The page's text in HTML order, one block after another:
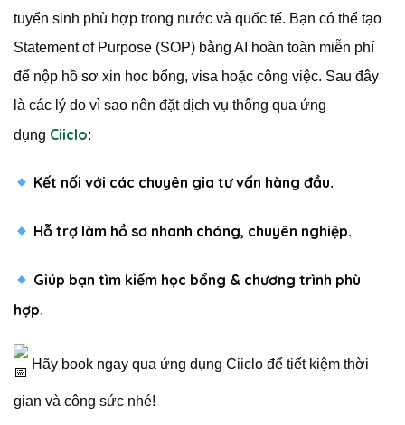
tuyển sinh phù hợp trong nước và quốc tế. Bạn có thể tạo
Statement of Purpose (SOP) bằng AI hoàn toàn miễn phí
để nộp hồ sơ xin học bổng, visa hoặc công việc. Sau đây
là các lý do vì sao nên đặt dịch vụ thông qua ứng
dụng Ciiclo:
Kết nối với các chuyên gia tư vấn hàng đầu.
Hỗ trợ làm hồ sơ nhanh chóng, chuyên nghiệp.
Giúp bạn tìm kiếm học bổng & chương trình phù
hợp.
Hãy book ngay qua ứng dụng Ciiclo để tiết kiệm thời
gian và công sức nhé!